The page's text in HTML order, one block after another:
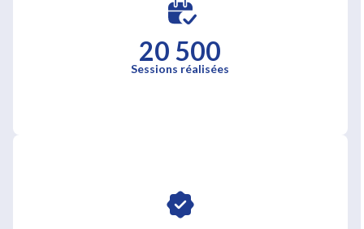
20 500
Sessions réalisées